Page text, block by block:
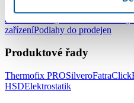
a zdravotnických zařízení
zařízeníPodlahy do prodejen
Produktové řady
Thermofix PROSilveroFatraClick
HSDElektrostatik